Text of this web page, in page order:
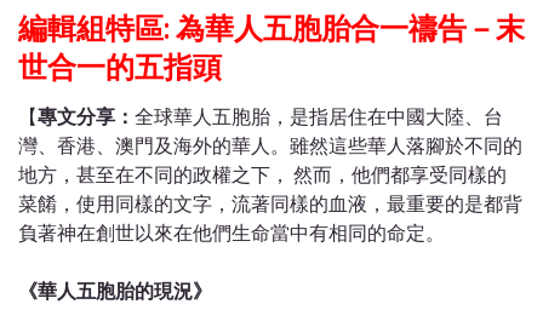
編輯組特區: 為華人五胞胎合一禱告－末
世合一的五指頭
【專文分享： 全球華人五胞胎，是指居住在中國大陸、台
灣、香港、澳門及海外的華人。雖然這些華人落腳於不同的
地方，甚至在不同的政權之下， 然而，他們都享受同樣的
菜餚，使用同樣的文字，流著同樣的血液，最重要的是都背
負著神在創世以來在他們生命當中有相同的命定。
《華人五胞胎的現況》